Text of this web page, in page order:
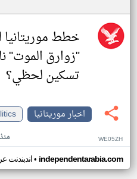
خطط موريتانيا
"زوارق الموت"
تسكين لحظي؟
اخبار موريتانيا
WE05ZH
اندبندنت• independentarabia.com